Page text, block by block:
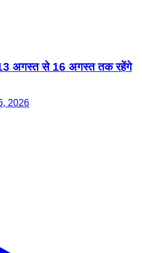
13 अगस्त से 16 अगस्त तक रहेंगे
2026